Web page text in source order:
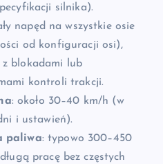
silnika).
napęd na wszystkie osie
od konfiguracji osi),
z blokadami lub
kontroli trakcji.
: około 30–40 km/h (w
i ustawień).
paliwa: typowo 300–450
pracę bez częstych